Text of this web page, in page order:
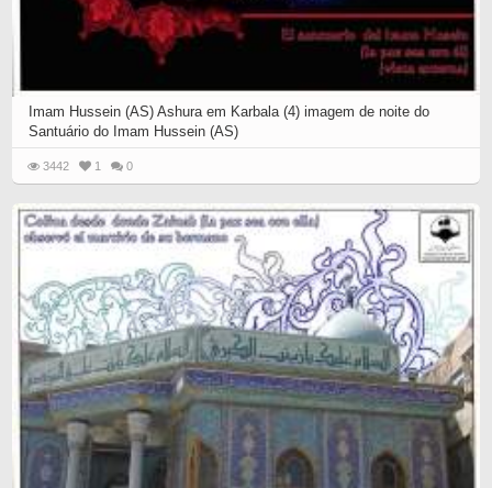
Imam Hussein (AS) Ashura em Karbala (4) imagem de noite do
Santuário do Imam Hussein (AS)
3442 1 0